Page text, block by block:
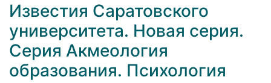
Известия Саратовского
университета. Новая серия.
Серия Акмеология
образования. Психология